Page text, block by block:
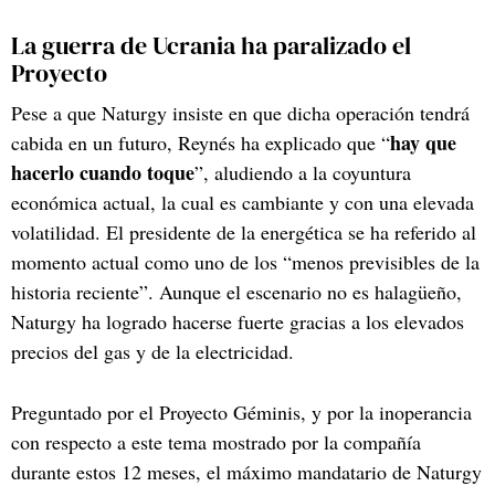
La guerra de Ucrania ha paralizado el
Proyecto
Pese a que Naturgy insiste en que dicha operación tendrá
cabida en un futuro, Reynés ha explicado que “hay que
hacerlo cuando toque”, aludiendo a la coyuntura
económica actual, la cual es cambiante y con una elevada
volatilidad. El presidente de la energética se ha referido al
momento actual como uno de los “menos previsibles de la
historia reciente”. Aunque el escenario no es halagüeño,
Naturgy ha logrado hacerse fuerte gracias a los elevados
precios del gas y de la electricidad.
Preguntado por el Proyecto Géminis, y por la inoperancia
con respecto a este tema mostrado por la compañía
durante estos 12 meses, el máximo mandatario de Naturgy